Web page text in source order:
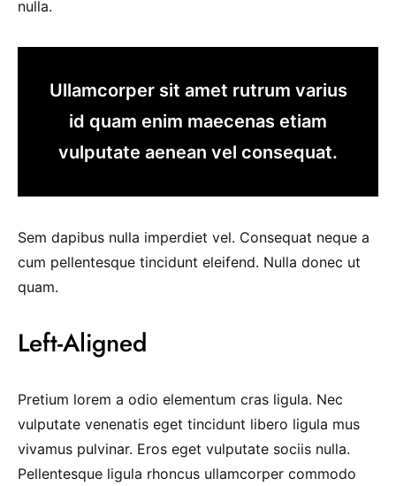
nulla.
Ullamcorper sit amet rutrum varius
id quam enim maecenas etiam
vulputate aenean vel consequat.
Sem dapibus nulla imperdiet vel. Consequat neque a
cum pellentesque tincidunt eleifend. Nulla donec ut
quam.
Left-Aligned
Pretium lorem a odio elementum cras ligula. Nec
vulputate venenatis eget tincidunt libero ligula mus
vivamus pulvinar. Eros eget vulputate sociis nulla.
Pellentesque ligula rhoncus ullamcorper commodo